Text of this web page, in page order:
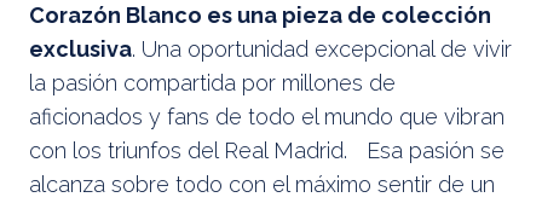
Corazón Blanco es una pieza de colección
exclusiva. Una oportunidad excepcional de vivir
la pasión compartida por millones de
aficionados y fans de todo el mundo que vibran
con los triunfos del Real Madrid. Esa pasión se
alcanza sobre todo con el máximo sentir de un